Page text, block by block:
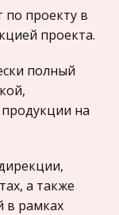
по проекту в
проекта.
полный
на
а также
в рамках